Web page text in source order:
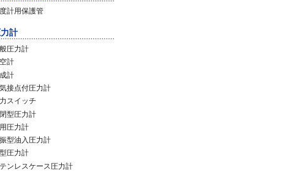
計用保護管
計
圧力計
計
計
接点付圧力計
スイッチ
型圧力計
圧力計
型油入圧力計
圧力計
ンレスケース圧力計